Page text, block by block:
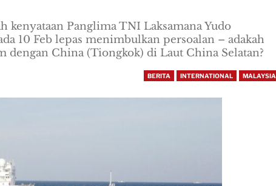
kenyataan Panglima TNI Laksamana Yudo
10 Feb lepas menimbulkan persoalan – adakah
China (Tiongkok) di Laut China Selatan?
BERITA INTERNATIONAL MALAYSIA